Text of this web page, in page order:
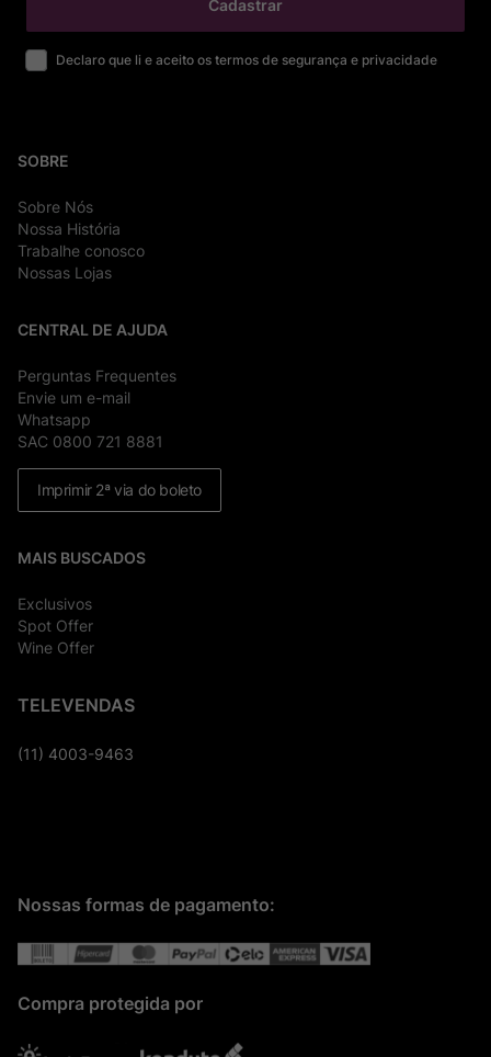
Cadastrar
Declaro que li e aceito os termos de segurança e privacidade
SOBRE
Sobre Nós
Nossa História
Trabalhe conosco
Nossas Lojas
CENTRAL DE AJUDA
Perguntas Frequentes
Envie um e-mail
Whatsapp
SAC 0800 721 8881
Imprimir 2ª via do boleto
MAIS BUSCADOS
Exclusivos
Spot Offer
Wine Offer
TELEVENDAS
(11) 4003-9463
Nossas formas de pagamento:
Compra protegida por